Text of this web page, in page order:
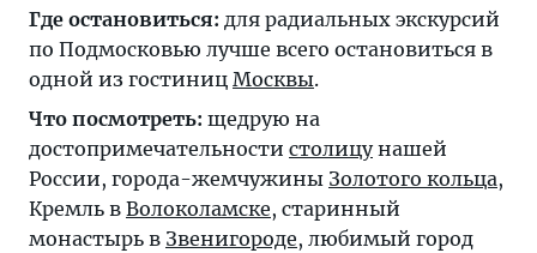
Где остановиться: для радиальных экскурсий
по Подмосковью лучше всего остановиться в
одной из гостиниц Москвы.
Что посмотреть: щедрую на
достопримечательности столицунашей
России, города-жемчужины Золотого кольца,
Кремль в Волоколамске, старинный
монастырь в Звенигороде, любимый город